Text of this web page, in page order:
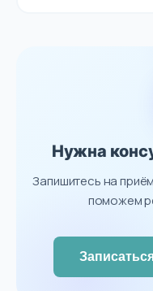
Нужна
Запишитесь на
поможем